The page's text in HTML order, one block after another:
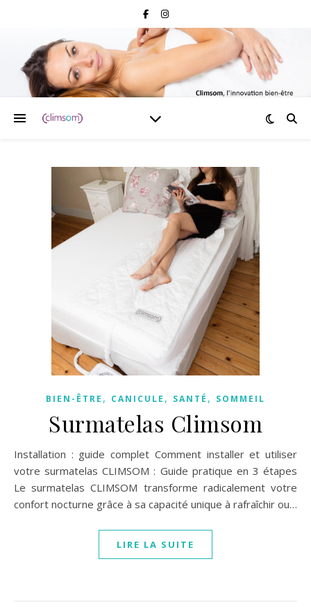
BIEN-ÊTRE , CANICULE , SANTÉ , SOMMEIL
Surmatelas Climsom
Installation : guide complet Comment installer et utiliser
votre surmatelas CLIMSOM : Guide pratique en 3 étapes
Le surmatelas CLIMSOM transforme radicalement votre
confort nocturne grâce à sa capacité unique à rafraîchir ou…
LIRE LA SUITE